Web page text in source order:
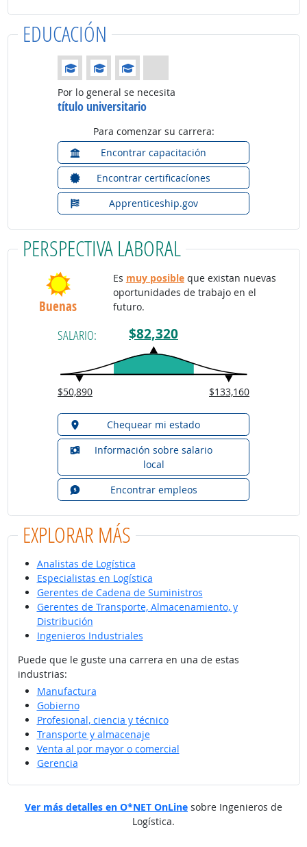
EDUCACIÓN
Educación: (Calificación 3 de 4)
Por lo general se necesita
título universitario
Para comenzar su carrera:
Encontrar capacitación
Encontrar certificacíones
Apprenticeship.gov
PERSPECTIVA LABORAL
Buenas
Es muy posibleque existan nuevas
oportunidades de trabajo en el
futuro.
SALARIO: $82,320
$50,890 $133,160
Chequear mi estado
Información sobre salario
local
Encontrar empleos
EXPLORAR MÁS
Analistas de Logística
Especialistas en Logística
Gerentes de Cadena de Suministros
Gerentes de Transporte, Almacenamiento, y
Distribución
Ingenieros Industriales
Puede que le guste una carrera en una de estas
industrias:
Manufactura
Gobierno
Profesional, ciencia y técnico
Transporte y almacenaje
Venta al por mayor o comercial
Gerencia
Ver más detalles en O*NET OnLine sobre Ingenieros de
Logística.